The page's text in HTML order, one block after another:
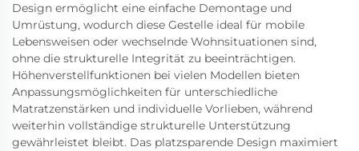
Design ermöglicht eine einfache Demontage und
Umrüstung, wodurch diese Gestelle ideal für mobile
Lebensweisen oder wechselnde Wohnsituationen sind,
ohne die strukturelle Integrität zu beeinträchtigen.
Höhenverstellfunktionen bei vielen Modellen bieten
Anpassungsmöglichkeiten für unterschiedliche
Matratzenstärken und individuelle Vorlieben, während
weiterhin vollständige strukturelle Unterstützung
gewährleistet bleibt. Das platzsparende Design maximiert